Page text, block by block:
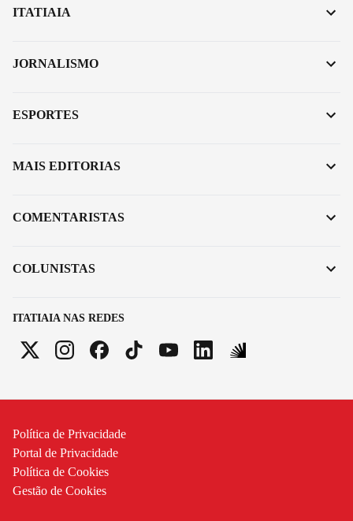
ITATIAIA NAS REDES
ITATIAIA
JORNALISMO
ESPORTES
MAIS EDITORIAS
COMENTARISTAS
COLUNISTAS
Política de Privacidade
Portal de Privacidade
Política de Cookies
Gestão de Cookies